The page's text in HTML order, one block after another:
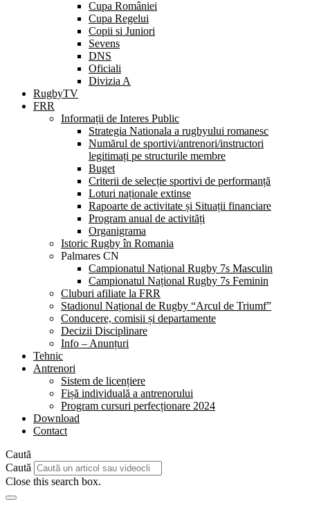
Cupa României
Cupa Regelui
Copii si Juniori
Sevens
DNS
Oficiali
Divizia A
RugbyTV
FRR
Informații de Interes Public
Strategia Nationala a rugbyului romanesc
Numărul de sportivi/antrenori/instructori
legitimați pe structurile membre
Buget
Criterii de selecție sportivi de performanță
Loturi naționale extinse
Rapoarte de activitate și Situații financiare
Program anual de activități
Organigrama
Istoric Rugby în Romania
Palmares CN
Campionatul Național Rugby 7s Masculin
Campionatul Național Rugby 7s Feminin
Cluburi afiliate la FRR
Stadionul Național de Rugby “Arcul de Triumf”
Conducere, comisii și departamente
Decizii Disciplinare
Info – Anunțuri
Tehnic
Antrenori
Sistem de licențiere
Fișă individuală a antrenorului
Program cursuri perfecționare 2024
Download
Contact
Caută
Caută
Close this search box.